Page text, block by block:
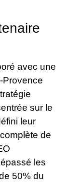
avec une
Provence
sur le
leur
de
les
50% du